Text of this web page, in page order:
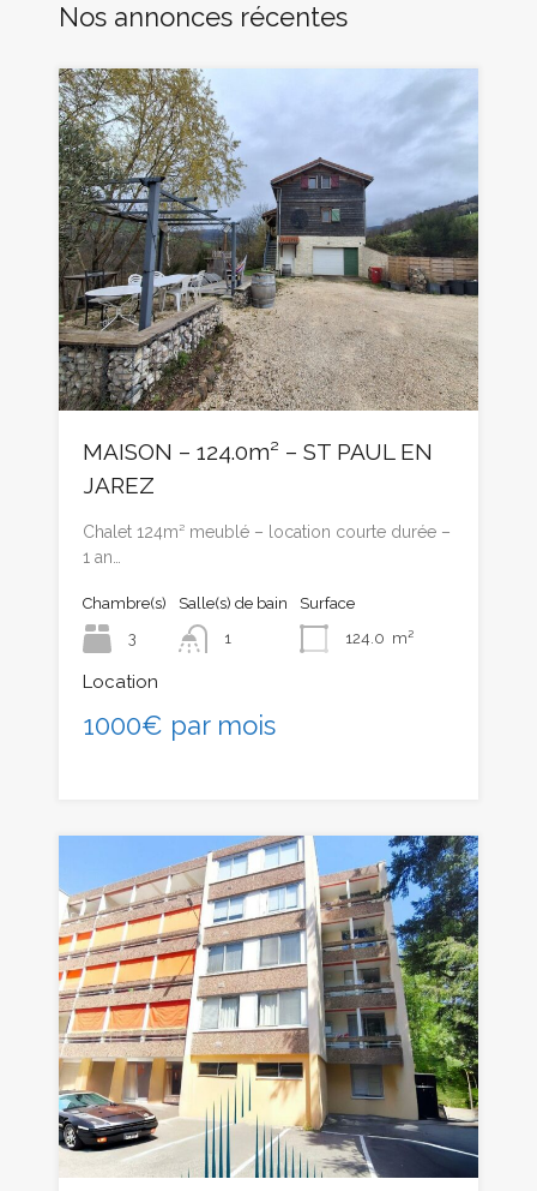
Nos annonces récentes
MAISON – 124.0m² – ST PAUL EN
JAREZ
Chalet 124m² meublé – location courte durée –
1 an…
Chambre(s)
3
Salle(s) de bain
1
Surface
124.0 m²
Location
1000€ par mois